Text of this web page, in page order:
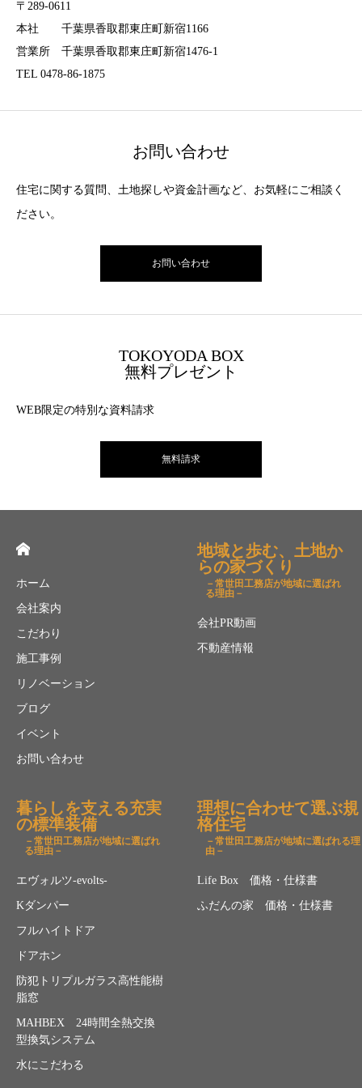
〒289-0611
本社 千葉県香取郡東庄町新宿1166
営業所 千葉県香取郡東庄町新宿1476-1
TEL 0478-86-1875
お問い合わせ
住宅に関する質問、土地探しや資金計画など、お気軽にご相談く
ださい。
お問い合わせ
TOKOYODA BOX
無料プレゼント
WEB限定の特別な資料請求
無料請求
ホーム
会社案内
こだわり
施工事例
リノベーション
ブログ
イベント
お問い合わせ
地域と歩む、土地か
らの家づくり
－常世田工務店が地域に選ばれ
る理由－
会社PR動画
不動産情報
暮らしを支える充実
の標準装備
－常世田工務店が地域に選ばれ
る理由－
エヴォルツ-evolts-
Kダンパー
フルハイトドア
ドアホン
防犯トリプルガラス高性能樹
脂窓
MAHBEX 24時間全熱交換
型換気システム
水にこだわる
理想に合わせて選ぶ規
格住宅
－常世田工務店が地域に選ばれる理
由－
Life Box 価格・仕様書
ふだんの家 価格・仕様書